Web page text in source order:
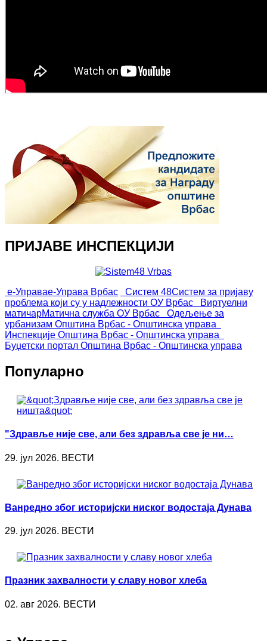
ПРИЈАВЕ ИНСПЕКЦИЈИ
е-Управае-Управа Врбас Систем 48Систем за пријаву
проблема који су у надлежности ОУ Врбас
Виртуелни
матичарМатична служба ОУ Врбас
Одељење за
урбанизам Општина Врбас - Општинска управа
Инспекције Општина Врбас - Општинска управа
Буџетски портал Општина Врбас - Општинска управа
Популарно
"Здравље није све, али без здравља све је ни…
29. јул 2026. ВЕСТИ
Ванредно због историјски ниског водостаја Дунава
29. јул 2026. ВЕСТИ
Празник захвалности у славу новог хлеба
02. авг 2026. ВЕСТИ